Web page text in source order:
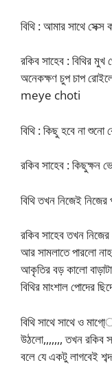
বিথি : আমার সাথে সেক্স
রকিব সাহেব : বিথির
অনেকক্ষণ চুপ চাপ
meye choti
বিথি : কিছু হবে না
রকিব সাহেব : কিছুক্ষন
বিথি তখন নিজেই
রকিব সাহেব তখন
আর সামলাতে পারলো
আকৃতির বড় কালো
বিথির মাংশাল
বিথি সাথে
উঠলো,,,,,,, তখন রকিব
বলে যে একটু লাগবেই